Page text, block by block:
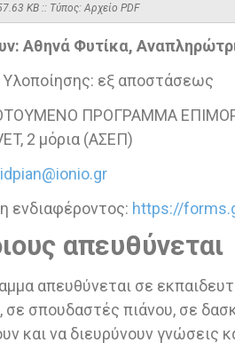
KB :: Τύπος: Αρχείο PDF
Αθηνά Φυτίκα,
εξ αποστάσεως
ΠΡΟΓΡΑΜΜΑ
2 μόρια (ΑΣΕΠ)
ενδιαφέροντος: https://
απευθύνεται
απευθύνεται σε
σπουδαστές πιάνου, σε
και να διευρύνουν γνώσεις